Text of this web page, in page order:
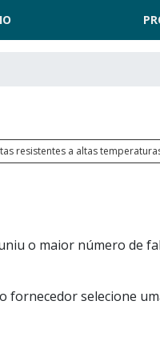
resistentes a altas
o maior número de
selecione